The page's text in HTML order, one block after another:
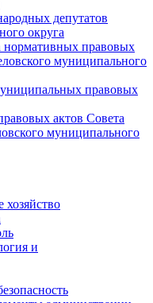
депутатов
округа
нормативных правовых
муниципального
правовых
актов Совета
муниципального
и